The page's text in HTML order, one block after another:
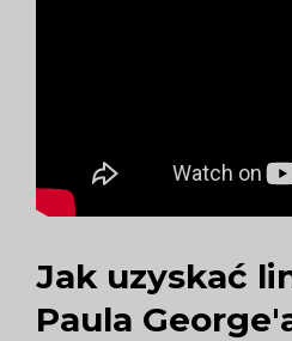
Jak uzyskać
Paula